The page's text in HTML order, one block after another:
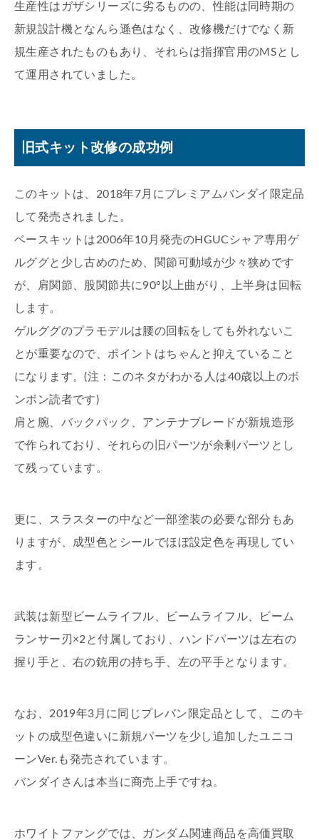
生産性はガザシリーズに劣るものの、性能は同時期の
新規設計機となんら遜色はなく、改修機だけでなく新
規生産されたものもあり、それらは指揮官用のMSとし
て運用されていました。
旧式キット改修の成功例
このキットは、2018年7月にプレミアムバンダイ限定品
して発売されました。
ベースキットは2006年10月発売のHGUCシャア専用ゲ
ルググと少し古めのため、関節可動域が少々狭めです
が、肩関節、股関節共に90°以上曲がり、上半身は回転
します。
ゲルググのプラモデルは腰の回転をしても外れないこ
とが重要なので、ポイントはちゃんと抑えていること
になります。(注：このネタがわかる人は40歳以上のボ
ンボン読者です)
肩と腕、バックパック、アンテナブレードが新規造形
で作られており、それらの旧パーツが余剰パーツとし
て残っています。
更に、スラスターの中など一部塗装の必要な部分もあ
りますが、成型色とシールでほぼ設定色を再現してい
ます。
武装は新型ビームライフル、ビームライフル、ビーム
ランサー刃×2と付属しており、ハンドパーツは左右の
握り手と、右の銃用の持ち手、左の平手となります。
なお、2019年3月に同じプレバン限定品として、このキ
ットの成型色違いに新規パーツを少し追加したユニコ
ーンVer.も発売されています。
バンダイさんは本当に商売上手ですね。
ホワイトファングでは、ガンダム関連商品を高価買取